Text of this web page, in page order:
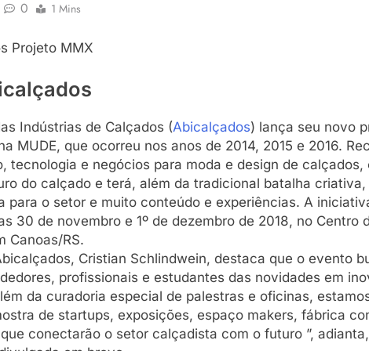
0 1 Mins
Indústrias de Calçados (Abicalçados) lança seu novo
MUDE, que ocorreu nos anos de 2014, 2015 e 2016.
tecnologia e negócios para moda e design de calçados,
do calçado e terá, além da tradicional batalha
para o setor e muito conteúdo e experiências. A
30 de novembro e 1º de dezembro de 2018, no Centro
Canoas/RS.
Cristian Schlindwein, destaca que o evento
profissionais e estudantes das novidades em
da curadoria especial de palestras e oficinas,
de startups, exposições, espaço makers, fábrica
conectarão o setor calçadista com o futuro ”,